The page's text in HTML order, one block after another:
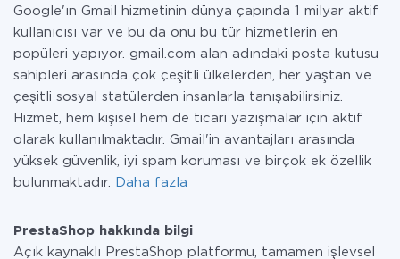
Google'ın Gmail hizmetinin dünya çapında 1 milyar aktif
kullanıcısı var ve bu da onu bu tür hizmetlerin en
popüleri yapıyor. gmail.com alan adındaki posta kutusu
sahipleri arasında çok çeşitli ülkelerden, her yaştan ve
çeşitli sosyal statülerden insanlarla tanışabilirsiniz.
Hizmet, hem kişisel hem de ticari yazışmalar için aktif
olarak kullanılmaktadır. Gmail'in avantajları arasında
yüksek güvenlik, iyi spam koruması ve birçok ek özellik
bulunmaktadır.
Daha fazla
PrestaShop hakkında bilgi
Açık kaynaklı PrestaShop platformu, tamamen işlevsel